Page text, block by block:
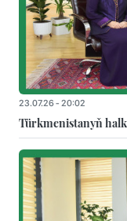
23.07.26 - 20:02
Türkmenistanyň